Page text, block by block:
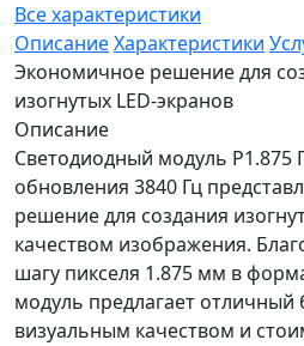
Все характеристики
ОписаниеХарактеристики
Экономичное решение для
изогнутых LED-экранов
Описание
Светодиодный модуль P1.875
обновления 3840 Гц
решение для создания
качеством изображения.
шагу пикселя 1.875 мм в
модуль предлагает отличный
визуальным качеством и